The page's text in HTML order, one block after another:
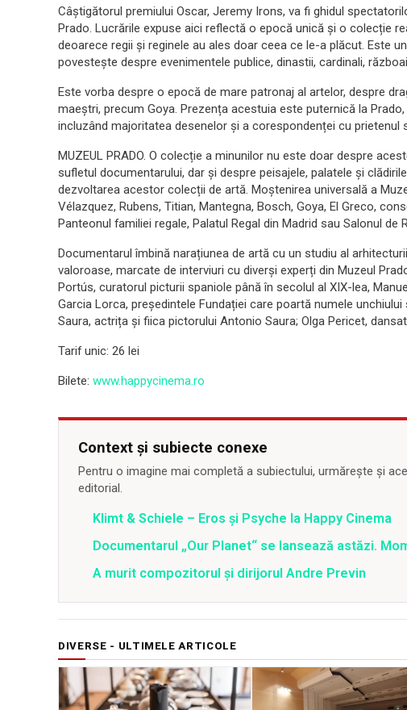
Câștigătorul premiului Oscar, Jeremy Irons, va fi ghidul
Prado. Lucrările expuse aici reflectă o epocă unică și o colecție
deoarece regii și reginele au ales doar ceea ce le-a plăcut. Este
povestește despre evenimentele publice, dinastii, cardinali,
Este vorba despre o epocă de mare patronaj al artelor, despre
maeștri, precum Goya. Prezența acestuia este puternică la
incluzând majoritatea desenelor și a corespondenței cu prietenul
MUZEUL PRADO. O colecție a minunilor nu este doar despre
sufletul documentarului, dar și despre peisajele, palatele și
dezvoltarea acestor colecții de artă. Moștenirea universală a
Vélazquez, Rubens, Titian, Mantegna, Bosch, Goya, El Greco,
Panteonul familiei regale, Palatul Regal din Madrid sau Salonul de
Documentarul îmbină narațiunea de artă cu un studiu al
valoroase, marcate de interviuri cu diverși experți din Muzeul
Portús, curatorul picturii spaniole până în secolul al XIX-lea,
Garcia Lorca, președintele Fundației care poartă numele
Saura, actrița și fiica pictorului Antonio Saura; Olga Pericet,
Tarif unic: 26 lei
Bilete: www.happycinema.ro
Context și subiecte conexe
Pentru o imagine mai completă a subiectului, urmărește și
editorial.
Klimt & Schiele – Eros și Psyche la Happy Cinema
Documentarul „Our Planet“ se lansează astăzi.
A murit compozitorul şi dirijorul Andre Previn
DIVERSE - ULTIMELE ARTICOLE